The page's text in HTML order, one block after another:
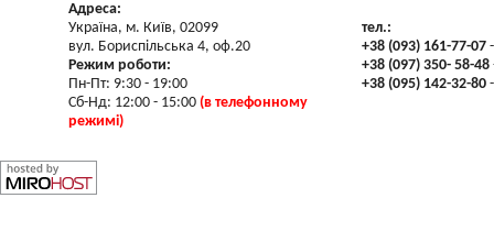
Адреса:
Україна, м. Київ, 02099
вул. Бориспільська 4, оф.20
Режим роботи:
Пн-Пт: 9:30 - 19:00
Сб-Нд: 12:00 - 15:00 (в телефонному
режимі)
тел.:
+38 (093) 161-77-07
+38 (097) 350- 58-48
+38 (095) 142-32-80